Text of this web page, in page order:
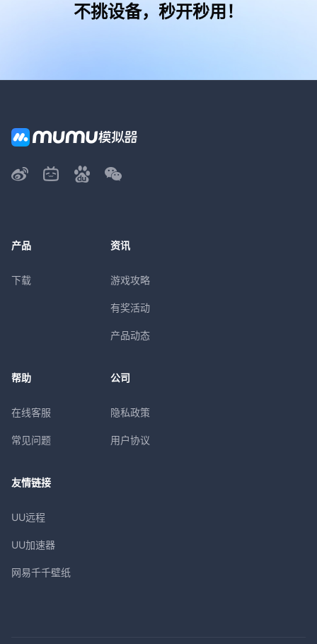
不挑设备，秒开秒用！
产品
下载
资讯
游戏攻略
有奖活动
产品动态
帮助
在线客服
常见问题
公司
隐私政策
用户协议
友情链接
UU远程
UU加速器
网易千千壁纸